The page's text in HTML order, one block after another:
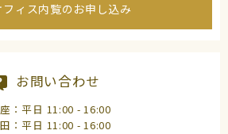
フィス内覧のお申し込み
お問い合わせ
：平日 11:00 - 16:00
：平日 11:00 - 16:00